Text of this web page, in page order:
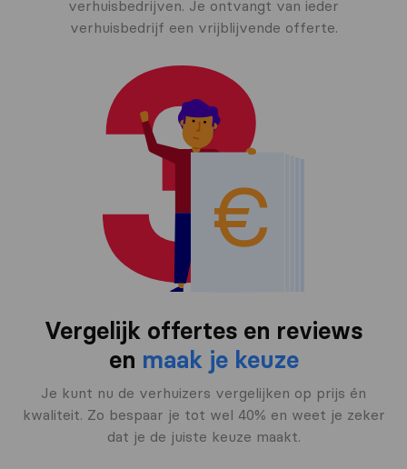
verhuisbedrijven. Je ontvangt van ieder
verhuisbedrijf een vrijblijvende offerte.
Vergelijk offertes en reviews
en maak je keuze
Je kunt nu de verhuizers vergelijken op prijs én
kwaliteit. Zo bespaar je tot wel 40% en weet je zeker
dat je de juiste keuze maakt.